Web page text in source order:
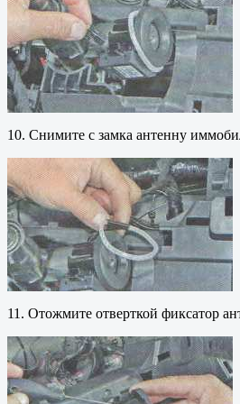
10. Снимите с замка антенну
11. Отожмите отверткой фиксатор